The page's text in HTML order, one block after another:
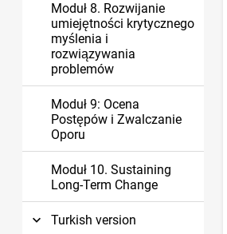
Moduł 8. Rozwijanie
umiejętności krytycznego
myślenia i
rozwiązywania
problemów
Moduł 9: Ocena
Postępów i Zwalczanie
Oporu
Moduł 10. Sustaining
Long-Term Change
Turkish version